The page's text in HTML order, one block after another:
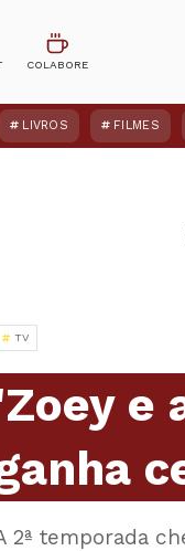
LIVROS FILMES
TV
e
2ª temporada